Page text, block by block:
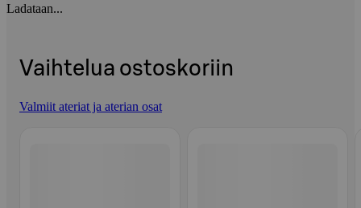
Ladataan...
Vaihtelua ostoskoriin
Valmiit ateriat ja aterian osat